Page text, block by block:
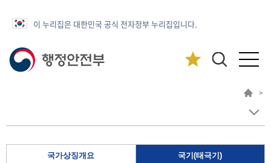
이 누리집은 대한민국 공식 전자정부 누리집입니다.
>
국가상징개요 국기(태극기)